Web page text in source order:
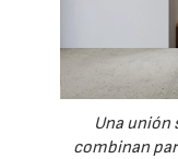
Una unión
combinan